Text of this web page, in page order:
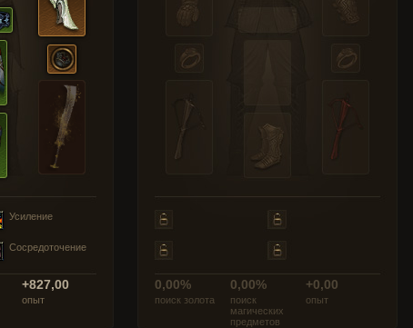
Усиление
Сосредоточение
+827,00
опыт
0,00%
поиск золота
0,00%
поиск
магических
предметов
+0,00
опыт